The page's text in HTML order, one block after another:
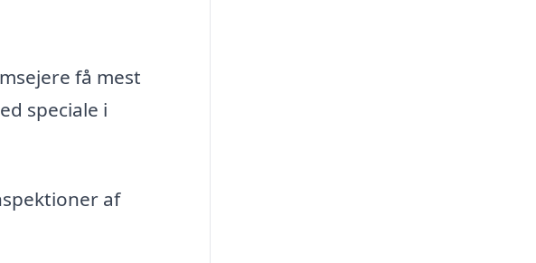
få mest
speciale i
af